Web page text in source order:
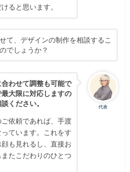
ると思います。
て、デザインの制作を相談するこ
でしょうか？
代表
わせて調整も可能で
大限に対応しますの
ください。
依頼であれば、手渡
ています。これをす
も見れるし、直接お
たこだわりのひとつ